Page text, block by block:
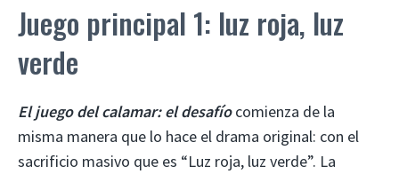
Juego principal 1: luz roja, luz
verde
El juego del calamar: el desafíocomienza de la
misma manera que lo hace el drama original: con el
sacrificio masivo que es “Luz roja, luz verde”. La